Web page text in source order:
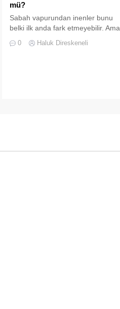
mü?
Sabah vapurundan inenler bunu
belki ilk anda fark etmeyebilir. Ama
tanıyanlar bilir; adanın sesi ve
0 Haluk Direskeneli